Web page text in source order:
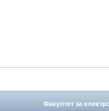
Факултет за